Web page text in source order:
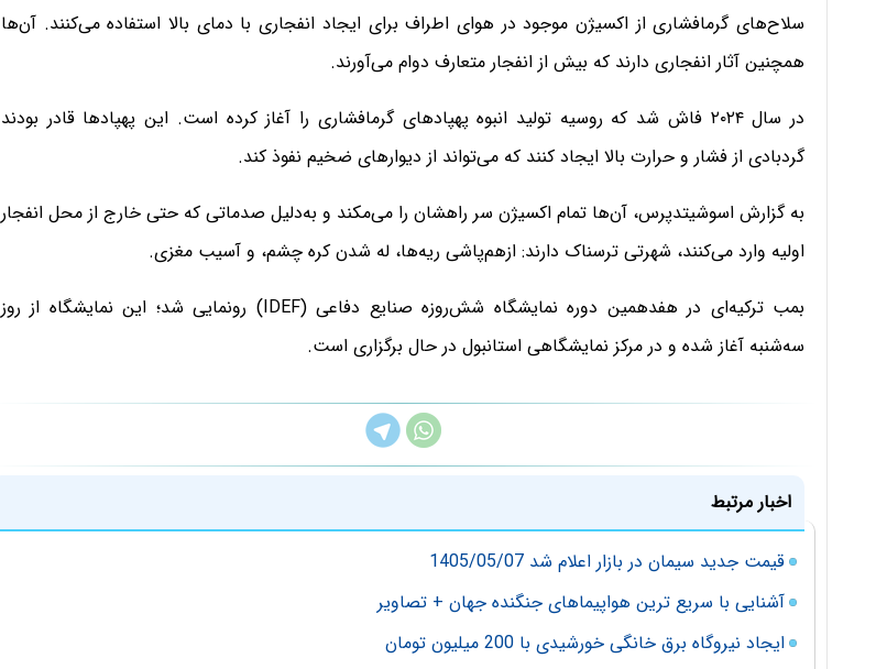
سلاح‌های گرمافشاری از اکسیژن موجود در هوای اطراف برای ایجاد انفجاری با دمای بالا استفاده می‌کنند. آن‌ها
همچنین آثار انفجاری دارند که بیش از انفجار متعارف دوام می‌آورند.
در سال ۲۰۲۴ فاش شد که روسیه تولید انبوه پهپادهای گرمافشاری را آغاز کرده است. این پهپادها قادر بودند
گردبادی از فشار و حرارت بالا ایجاد کنند که می‌تواند از دیوارهای ضخیم نفوذ کند.
به گزارش اسوشیتدپرس، آن‌ها تمام اکسیژن سر راهشان را می‌مکند و به‌دلیل صدماتی که حتی خارج از محل انفجار
اولیه وارد می‌کنند، شهرتی ترسناک دارند: ازهم‌پاشی ریه‌ها، له‌ شدن کره چشم، و آسیب مغزی.
بمب ترکیه‌ای در هفدهمین دوره نمایشگاه شش‌روزه صنایع دفاعی (IDEF) رونمایی شد؛ این نمایشگاه از روز
سه‌شنبه آغاز شده و در مرکز نمایشگاهی استانبول در حال برگزاری است.
اخبار مرتبط
قیمت جدید سیمان در بازار اعلام شد 1405/05/07
آشنایی با سریع‌ ترین هواپیماهای جنگنده‌ جهان + تصاویر
ایجاد نیروگاه برق خانگی خورشیدی با 200 میلیون تومان